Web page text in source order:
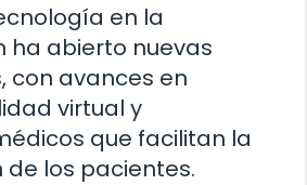
en la
ha abierto nuevas
con avances en
virtual y
que facilitan la
los pacientes.